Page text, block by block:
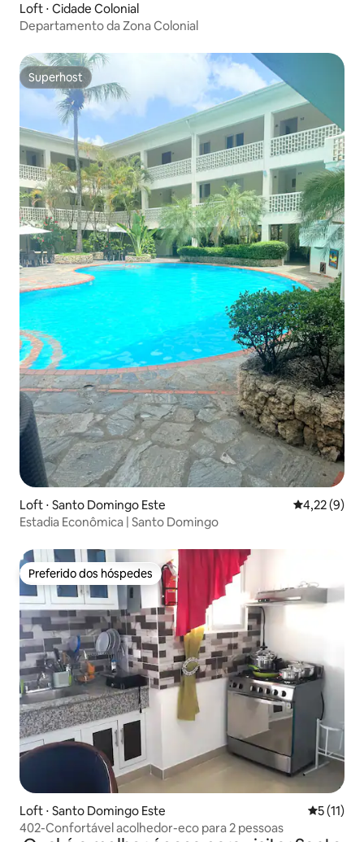
Loft ⋅ Cidade Colonial
Departamento da Zona Colonial
Superhost
Superhost
Loft ⋅ Santo Domingo Este 4,22 de
4,22 (9)
Estadia Econômica | Santo Domingo
Preferido dos hóspedes
Preferido dos hóspedes
Loft ⋅ Santo Domingo Este 5 de uma
5 (11)
402-Confortável acolhedor-eco para 2 pessoas